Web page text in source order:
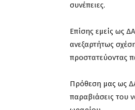
συνέπειες.
Επίσης εμείς ως
ανεξαρτήτως
προστατεύοντας
Πρόθεση μας ως
παραβιάσεις του